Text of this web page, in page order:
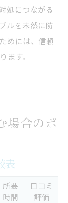
処につながる
ルを未然に防
めには、信頼
ます。
場合のポ
表
所要
時間
口コミ
評価